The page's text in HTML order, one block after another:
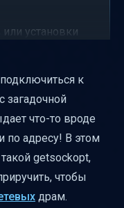
установки
влияет на
публичный
у вас или на
к
загадочной
что-то вроде
по адресу! В этом
getsockopt,
чтобы
драм.